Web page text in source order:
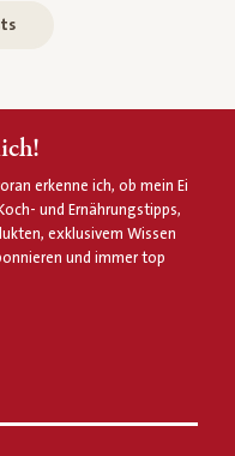
erkenne ich, ob mein Ei
und Ernährungstipps,
exklusivem Wissen
und immer top